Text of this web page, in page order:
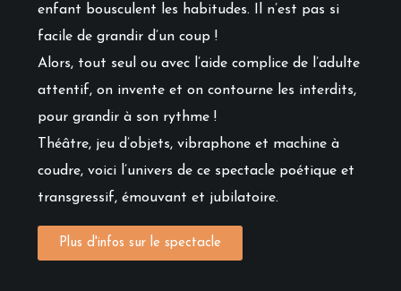
enfant bousculent les habitudes. Il n’est pas si
facile de grandir d’un coup !
Alors, tout seul ou avec l’aide complice de l’adulte
attentif, on invente et on contourne les interdits,
pour grandir à son rythme !
Théâtre, jeu d’objets, vibraphone et machine à
coudre, voici l’univers de ce spectacle poétique et
transgressif, émouvant et jubilatoire.
Plus d'infos sur le spectacle